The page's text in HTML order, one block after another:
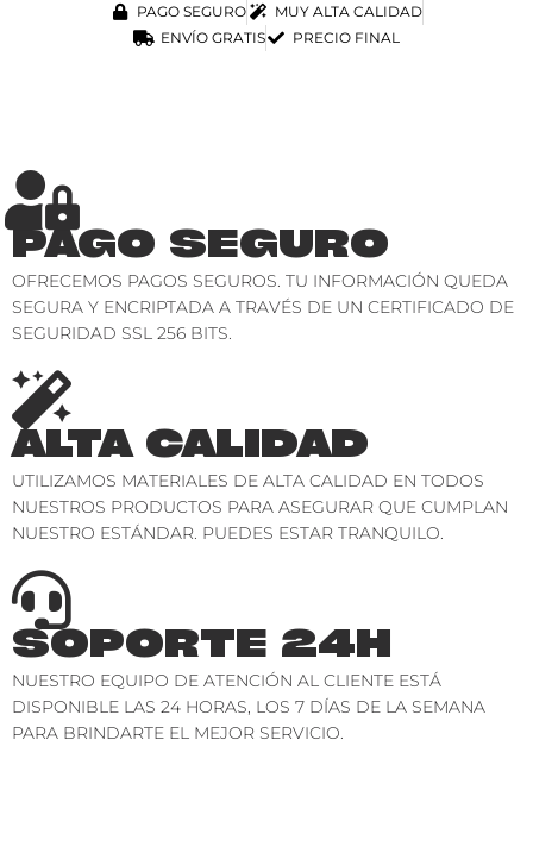
PAGO SEGURO
MUY ALTA CALIDAD
ENVÍO GRATIS
PRECIO FINAL
PAGO SEGURO
OFRECEMOS PAGOS SEGUROS. TU INFORMACIÓN QUEDA
SEGURA Y ENCRIPTADA A TRAVÉS DE UN CERTIFICADO DE
SEGURIDAD SSL 256 BITS.
ALTA CALIDAD
UTILIZAMOS MATERIALES DE ALTA CALIDAD EN TODOS
NUESTROS PRODUCTOS PARA ASEGURAR QUE CUMPLAN
NUESTRO ESTÁNDAR. PUEDES ESTAR TRANQUILO.
SOPORTE 24H
NUESTRO EQUIPO DE ATENCIÓN AL CLIENTE ESTÁ
DISPONIBLE LAS 24 HORAS, LOS 7 DÍAS DE LA SEMANA
PARA BRINDARTE EL MEJOR SERVICIO.